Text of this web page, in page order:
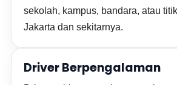
sekolah, kampus, bandara, atau
Jakarta dan sekitarnya.
Driver Berpengalaman